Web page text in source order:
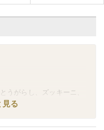
うがらし、ズッキーニ、
ねぎ、ジャガイモレッド
見る